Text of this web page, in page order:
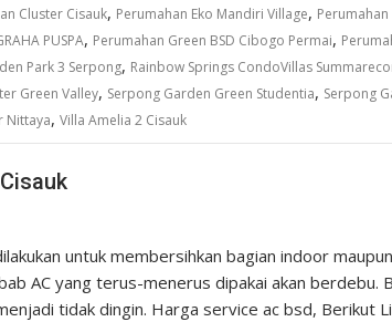
Cluster Cisauk, Perumahan Eko Mandiri Village, Perumahan
PUSPA, Perumahan Green BSD Cibogo Permai,
Park 3 Serpong, Rainbow Springs CondoVillas
Green Valley, Serpong Garden Green Studentia, Serpong
Nittaya, Villa Amelia 2 Cisauk
untuk membersihkan bagian indoor
AC yang terus-menerus dipakai akan berdebu.
tidak dingin. Harga service ac bsd, Berikut